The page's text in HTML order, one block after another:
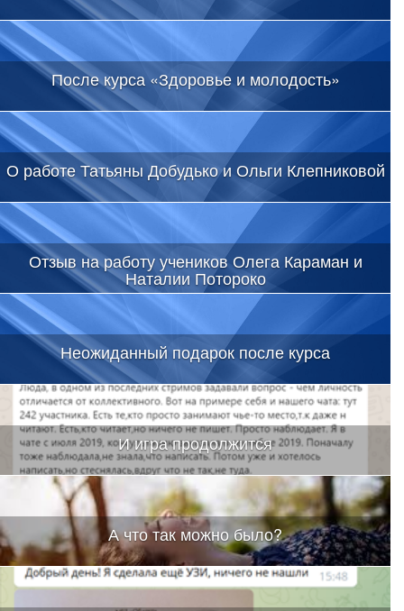
После курса «Здоровье и молодость»
О работе Татьяны Добудько и Ольги Клепниковой
Отзыв на работу учеников Олега Караман и
Наталии Потороко
Неожиданный подарок после курса
И игра продолжится
А что так можно было?